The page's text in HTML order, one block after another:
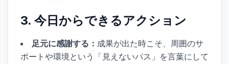
3. 今日からできるアクション
足元に感謝する： 成果が出た時こそ、周囲のサ
ポートや環境という「見えないパス」を言葉にして